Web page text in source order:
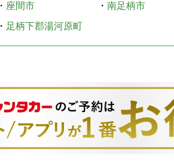
・ 座間市 ・ 南足柄市
・ 足柄下郡湯河原町